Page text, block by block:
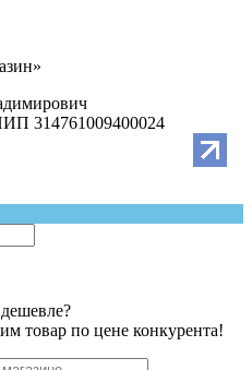
314761009400024
товар по цене конкурента!